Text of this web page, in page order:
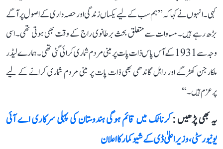
کہی۔ انہوں نے کہا کہ ’’ہم سب کے لیے یکساں زندگی اور حصہ داری کے اصول پر آگے
بڑھ رہے ہیں۔ مساوات سے متعلق بحث برطانوی راج کے وقت بھی ہوتی تھی۔ اسی
وجہ سے 1931 کے آس پاس ذات پات پر مبنی مردم شماری کرائی گئی تھی۔ ہمارے لیڈر
ملکارجن کھڑگے اور راہل گاندھی بھی ذات پات پر مبنی مردم شماری کرانے کے لیے
پرعزم ہیں۔‘‘
یہ بھی پڑھیں :کرناٹک میں قائم ہوگی ہندوستان کی پہلی سرکاری اے آئی
یونیورسٹی، وزیر اعلیٰ ڈی کے شیوکمار کا اعلان